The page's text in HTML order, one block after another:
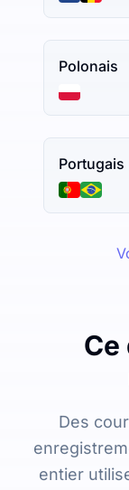
Polonais
Portugais
Ce
Des
entier